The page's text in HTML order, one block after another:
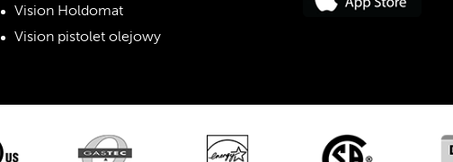
Vision Holdomat
Vision pistolet olejowy